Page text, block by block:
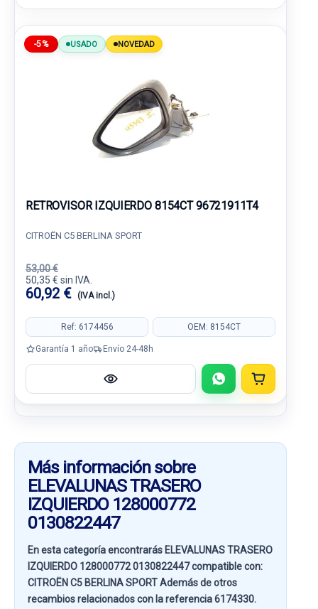
-5% USADO NOVEDAD
RETROVISOR IZQUIERDO 8154CT 96721911T4
CITROËN C5 BERLINA SPORT
53,00 €
50,35 € sin IVA.
60,92 € (IVA incl.)
Ref: 6174456 OEM: 8154CT
Garantía 1 año Envío 24-48h
Más información sobre
ELEVALUNAS TRASERO
IZQUIERDO 128000772
0130822447
En esta categoría encontrarás ELEVALUNAS TRASERO
IZQUIERDO 128000772 0130822447 compatible con:
CITROËN C5 BERLINA SPORTAdemás de otros
recambios relacionados con la referencia6174330.